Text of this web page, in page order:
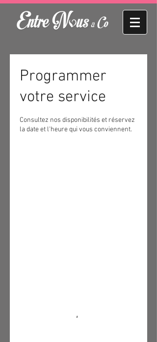
Programmer
votre service
Consultez nos disponibilités et réservez
la date et l'heure qui vous conviennent.